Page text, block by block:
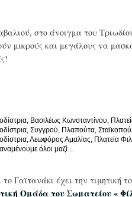
στο άνοιγμα του
μικρούς και μεγάλους να
Βασιλέως Κωνσταντίνου,
Συγγρού, Πλαπούτα,
Λεωφόρος Αμαλίας, Πλατεία
όλοι μαζί…
Γαϊτανάκι έχει την τιμητική
Ομάδα του Σωματείου «